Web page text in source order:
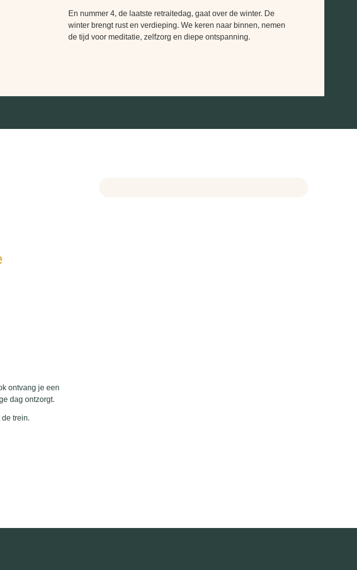
En nummer 4, de laatste retraitedag, gaat over de winter. De
winter brengt rust en verdieping. We keren naar binnen, nemen
de tijd voor meditatie, zelfzorg en diepe ontspanning.
ontvang je een
dag ontzorgt.
trein.